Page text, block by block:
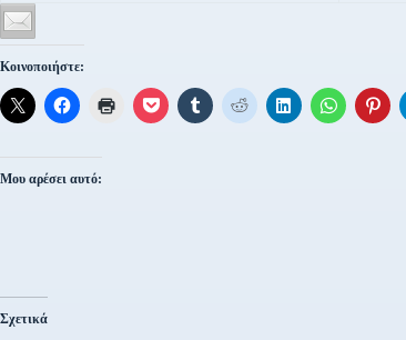
Κοινοποιήστε:
Μου αρέσει αυτό:
Σχετικά